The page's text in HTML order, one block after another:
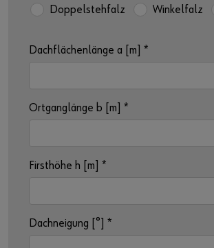
Doppelstehfalz
Winkelfalz
Dachflächenlänge a [m] *
Ortganglänge b [m] *
Firsthöhe h [m] *
Dachneigung [°] *